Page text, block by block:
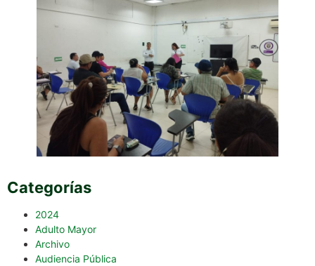
Categorías
2024
Adulto Mayor
Archivo
Audiencia Pública